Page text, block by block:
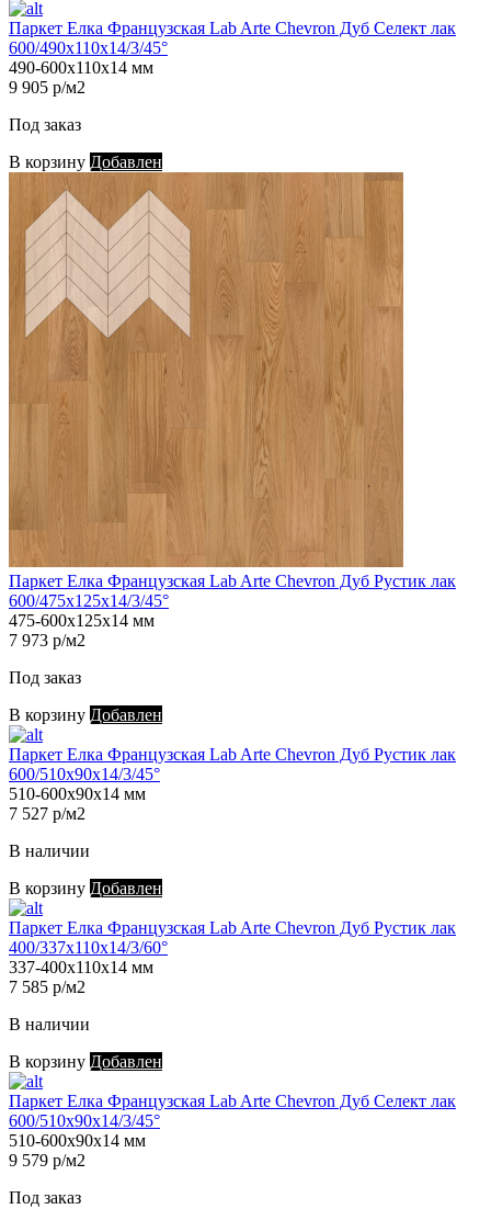
Паркет Елка Французская Lab Arte Chevron Дуб Селект лак
600/490х110х14/3/45°
490-600х110х14 мм
9 905 р/м2
Под заказ
В корзину Добавлен
Паркет Елка Французская Lab Arte Chevron Дуб Рустик лак
600/475х125х14/3/45°
475-600х125х14 мм
7 973 р/м2
Под заказ
В корзину Добавлен
Паркет Елка Французская Lab Arte Chevron Дуб Рустик лак
600/510х90х14/3/45°
510-600х90х14 мм
7 527 р/м2
В наличии
В корзину Добавлен
Паркет Елка Французская Lab Arte Chevron Дуб Рустик лак
400/337х110х14/3/60°
337-400х110х14 мм
7 585 р/м2
В наличии
В корзину Добавлен
Паркет Елка Французская Lab Arte Chevron Дуб Селект лак
600/510х90х14/3/45°
510-600х90х14 мм
9 579 р/м2
Под заказ